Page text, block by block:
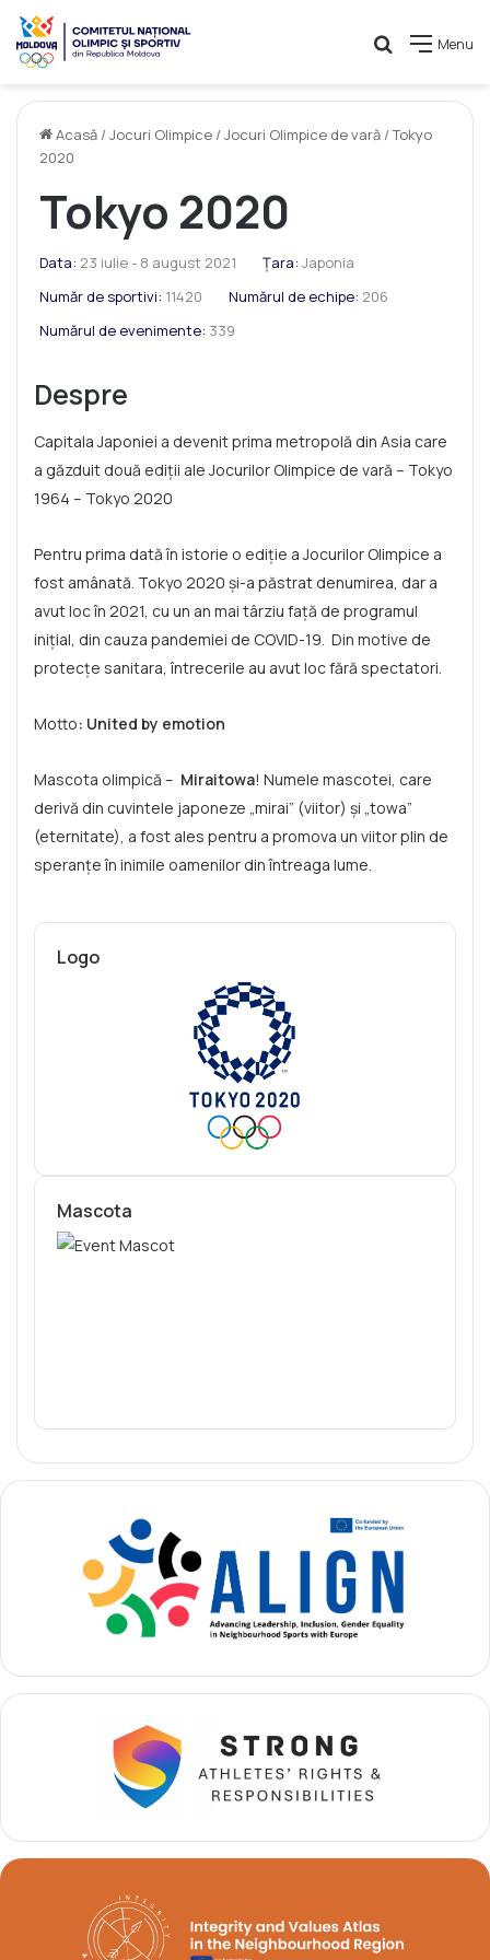
Menu
Caută
Acasă / Jocuri Olimpice / Jocuri Olimpice de vară / Tokyo
2020
Tokyo 2020
Data: 23 iulie - 8 august 2021 Țara: Japonia
Număr de sportivi: 11420 Numărul de echipe: 206
Numărul de evenimente: 339
Despre
Capitala Japoniei a devenit prima metropolă din Asia care
a găzduit două ediții ale Jocurilor Olimpice de vară – Tokyo
1964 – Tokyo 2020
Pentru prima dată în istorie o ediție a Jocurilor Olimpice a
fost amânată. Tokyo 2020 și-a păstrat denumirea, dar a
avut loc în 2021, cu un an mai târziu față de programul
inițial, din cauza pandemiei de COVID-19. Din motive de
protecțe sanitara, întrecerile au avut loc fără spectatori.
Motto: United by emotion
Mascota olimpică – Miraitowa! Numele mascotei, care
derivă din cuvintele japoneze „mirai” (viitor) și „towa”
(eternitate), a fost ales pentru a promova un viitor plin de
speranțe în inimile oamenilor din întreaga lume.
Logo
Mascota